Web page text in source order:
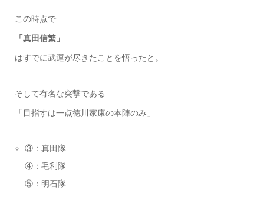
この時点で
「真田信繁」
はすでに武運が尽きたことを悟ったと。
そして有名な突撃である
「目指すは一点徳川家康の本陣のみ」
③：真田隊
④：毛利隊
⑤：明石隊